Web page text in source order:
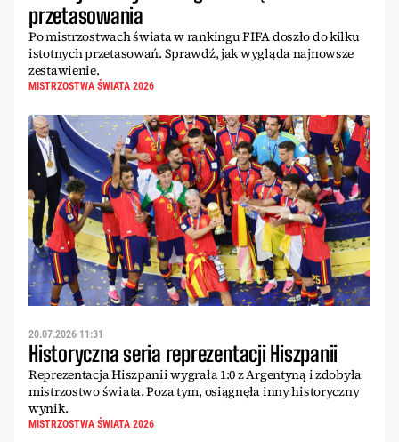
przetasowania
Po mistrzostwach świata w rankingu FIFA doszło do kilku
istotnych przetasowań. Sprawdź, jak wygląda najnowsze
zestawienie.
MISTRZOSTWA ŚWIATA 2026
20.07.2026 11:31
Historyczna seria reprezentacji Hiszpanii
Reprezentacja Hiszpanii wygrała 1:0 z Argentyną i zdobyła
mistrzostwo świata. Poza tym, osiągnęła inny historyczny
wynik.
MISTRZOSTWA ŚWIATA 2026